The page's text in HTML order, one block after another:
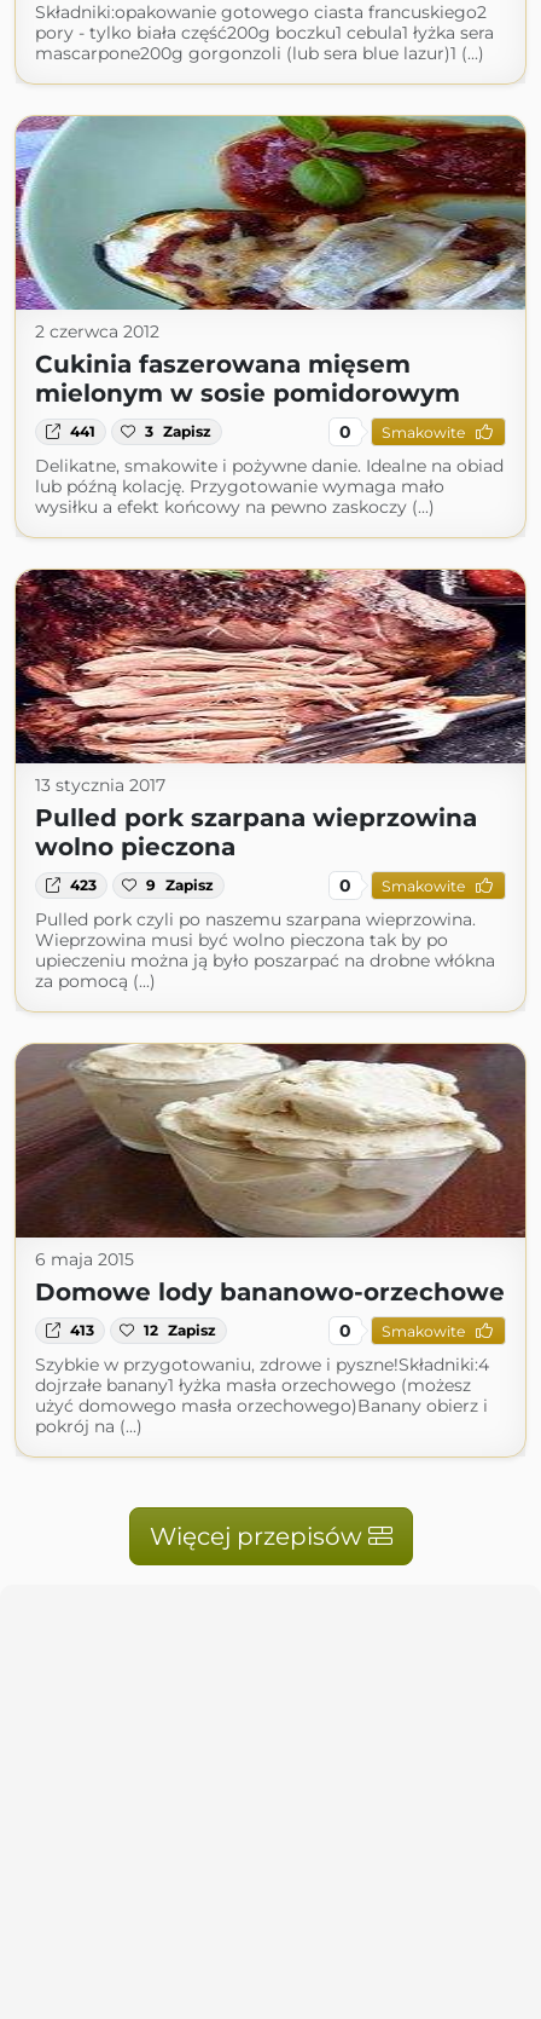
Składniki:opakowanie gotowego ciasta francuskiego2
pory - tylko biała część200g boczku1 cebula1 łyżka sera
mascarpone200g gorgonzoli (lub sera blue lazur)1 (...)
2 czerwca 2012
Cukinia faszerowana mięsem
mielonym w sosie pomidorowym
441 3 Zapisz 0 Smakowite
Delikatne, smakowite i pożywne danie. Idealne na obiad
lub późną kolację. Przygotowanie wymaga mało
wysiłku a efekt końcowy na pewno zaskoczy (...)
13 stycznia 2017
Pulled pork szarpana wieprzowina
wolno pieczona
423 9 Zapisz 0 Smakowite
Pulled pork czyli po naszemu szarpana wieprzowina.
Wieprzowina musi być wolno pieczona tak by po
upieczeniu można ją było poszarpać na drobne włókna
za pomocą (...)
6 maja 2015
Domowe lody bananowo-orzechowe
413 12 Zapisz 0 Smakowite
Szybkie w przygotowaniu, zdrowe i pyszne!Składniki:4
dojrzałe banany1 łyżka masła orzechowego (możesz
użyć domowego masła orzechowego)Banany obierz i
pokrój na (...)
Więcej przepisów